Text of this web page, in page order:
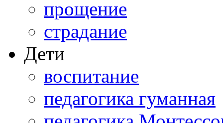
прощение
страдание
Дети
воспитание
педагогика гуманная